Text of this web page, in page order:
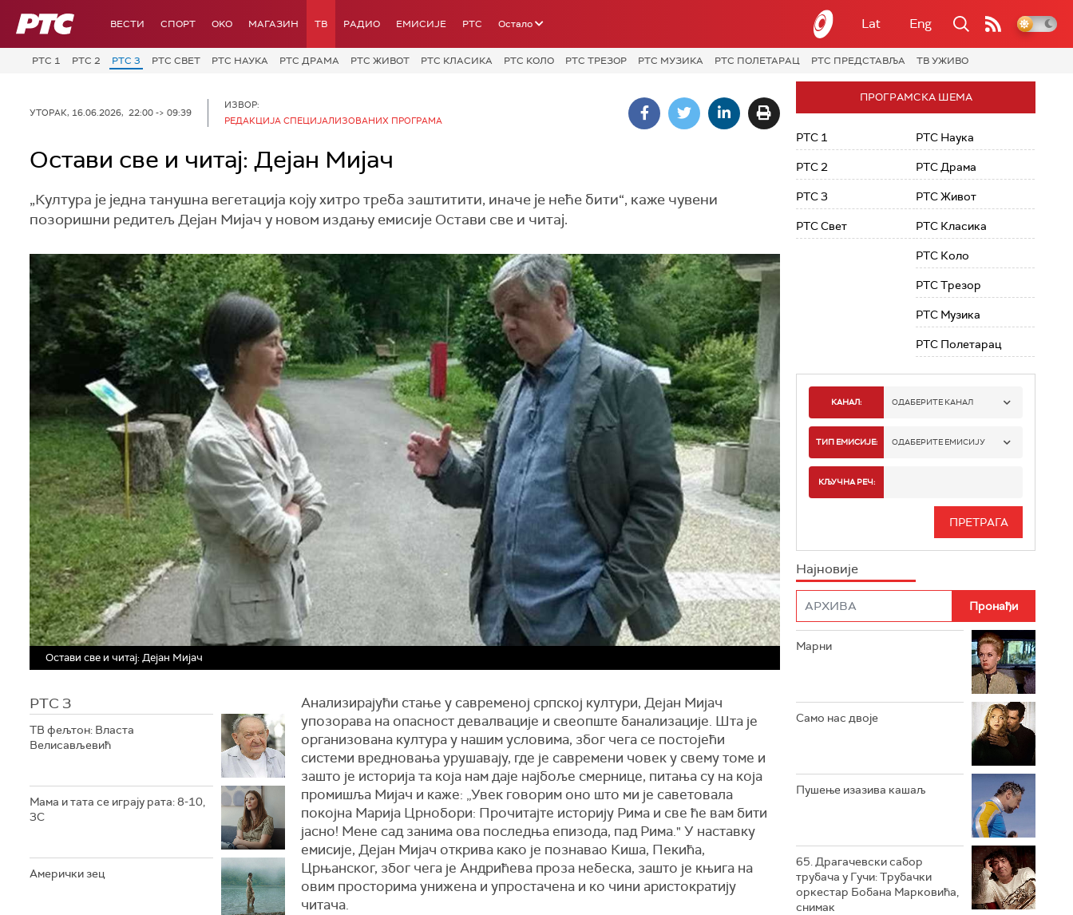
РТС ВЕСТИ СПОРТ OKO МАГАЗИН ТВ РАДИО ЕМИСИЈЕ РТС Остало Lat Eng
РТС 1 РТС 2 РТС 3 РТС СВЕТ РТС НАУКА РТС ДРАМА РТС ЖИВОТ РТС КЛАСИКА РТС КОЛО РТС ТРЕЗОР РТС МУЗИКА РТС ПОЛЕТАРАЦ РТС ПРЕДСТАВЉА ТВ УЖИВО
УТОРАК, 16.06.2026, 22:00 -> 09:39
ИЗВОР:
РЕДАКЦИЈА СПЕЦИЈАЛИЗОВАНИХ ПРОГРАМА
Остави све и читај: Дејан Мијач
„Култура је једна танушна вегетација коју хитро треба заштитити, иначе је неће бити“, каже чувени
позоришни редитељ Дејан Мијач у новом издању емисије Остави све и читај.
Остави све и читај: Дејан Мијач
РТС 3
ТВ фељтон: Власта
Велисављевић
Мама и тата се играју рата: 8-10,
3С
Амерички зец
Анализирајући стање у савременој српској култури, Дејан Мијач
упозорава на опасност девалвације и свеопште банализације. Шта је
организована култура у нашим условима, због чега се постојећи
системи вредновања урушавају, где је савремени човек у свему томе и
зашто је историја та која нам даје најбоље смернице, питања су на која
промишља Мијач и каже: „Увек говорим оно што ми је саветовала
покојна Марија Црнобори: Прочитајте историју Рима и све ће вам бити
јасно! Мене сад занима ова последња епизода, пад Рима." У наставку
емисије, Дејан Мијач открива како је познавао Киша, Пекића,
Црњанског, због чега је Андрићева проза небеска, зашто је књига на
овим просторима унижена и упростачена и ко чини аристократију
читача.
ПРОГРАМСКА ШЕМА
РТС 1
РТС 2
РТС 3
РТС Свет
РТС Наука
РТС Драма
РТС Живот
РТС Класика
РТС Коло
РТС Трезор
РТС Музика
РТС Полетарац
КАНАЛ: ОДАБЕРИТЕ КАНАЛ
РТС 1
РТС 3
РТС КЛАСИКА
РТС ТРЕЗОР
РТС ПОЛЕТАРАЦ
ТИП ЕМИСИЈЕ: ОДАБЕРИТЕ ЕМИСИЈУ
КЉУЧНА РЕЧ:
Најновије
Марни
Само нас двоје
Пушење изазива кашаљ
65. Драгачевски сабор
трубача у Гучи: Трубачки
оркестар Бобана Марковића,
снимак